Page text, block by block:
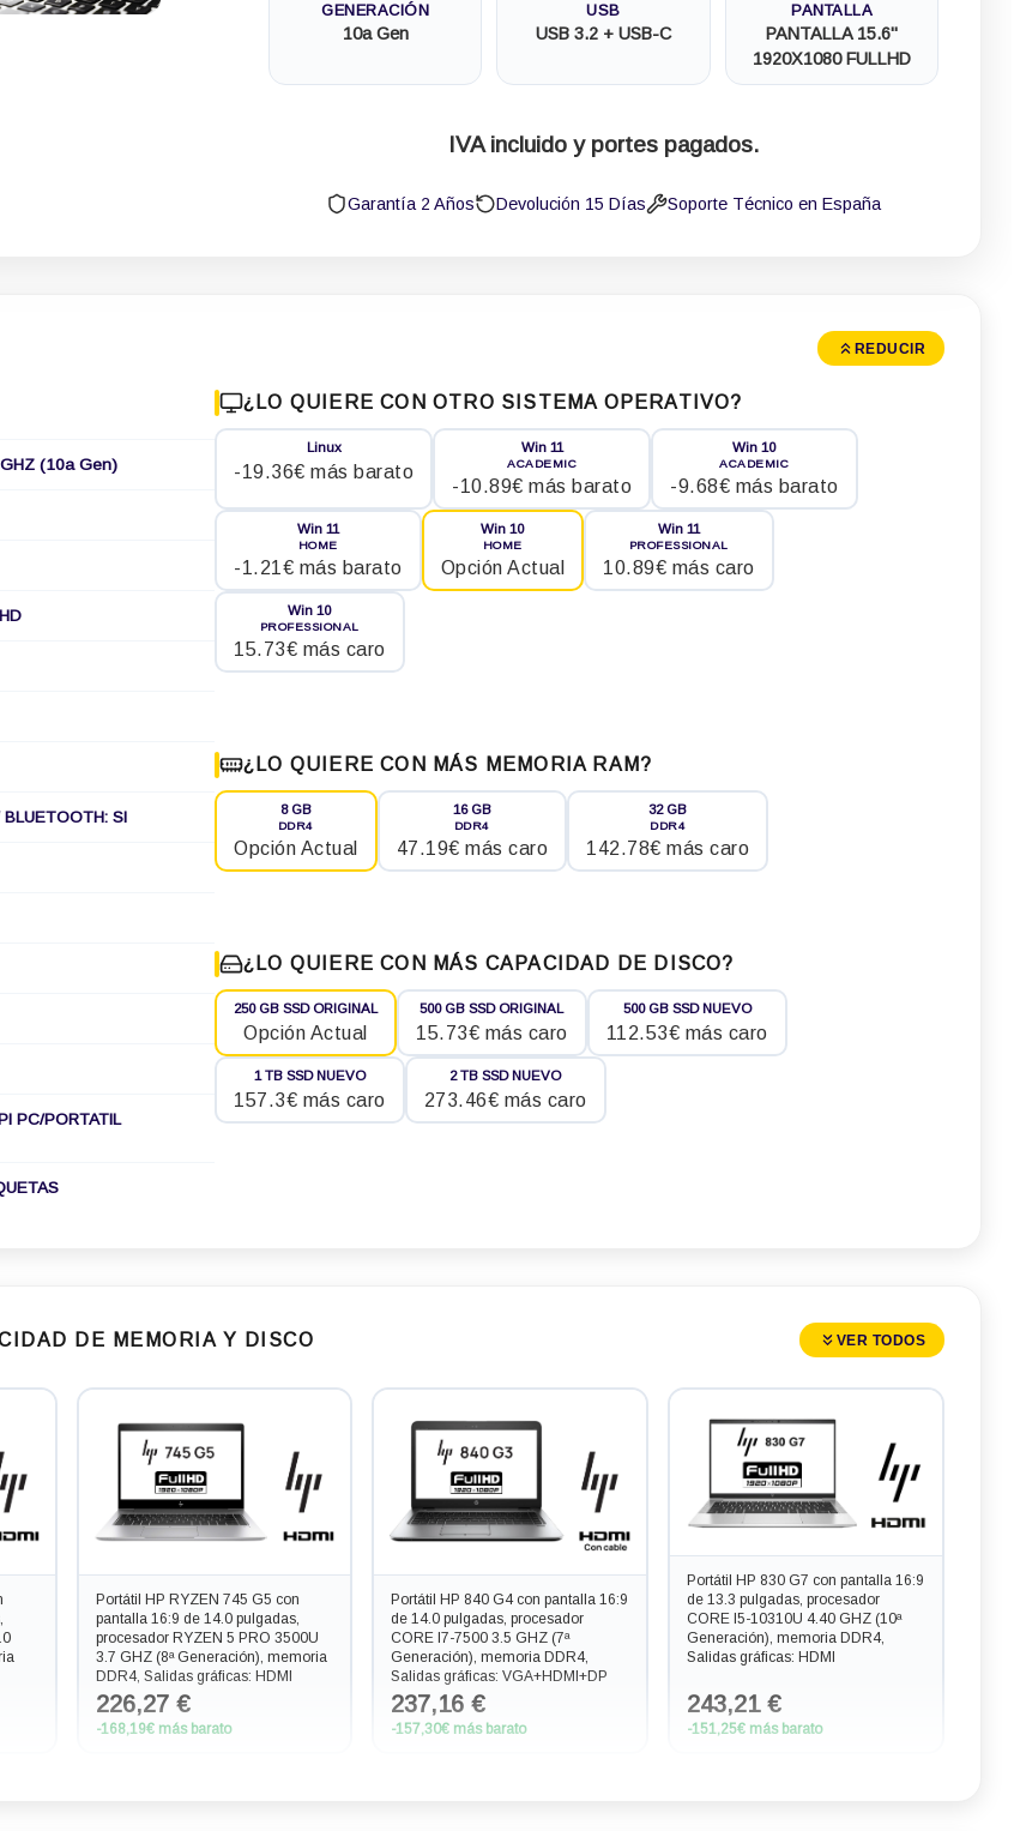
GENERACIÓN
10a Gen
USB
USB 3.2 + USB-C
PANTALLA
PANTALLA 15.6"
1920X1080 FULLHD
IVA incluido y portes pagados.
Garantía 2 Años Devolución 15 Días Soporte Técnico en España
REDUCIR
(10a Gen)
BLUETOOTH: SI
PC/PORTATIL
¿LO QUIERE CON OTRO SISTEMA OPERATIVO?
Linux
-19.36€ más barato
Win 11
ACADEMIC
-10.89€ más barato
Win 10
ACADEMIC
-9.68€ más barato
Win 11
HOME
-1.21€ más barato
Win 10
HOME
Opción Actual
Win 11
PROFESSIONAL
10.89€ más caro
Win 10
PROFESSIONAL
15.73€ más caro
¿LO QUIERE CON MÁS MEMORIA RAM?
8 GB
DDR4
Opción Actual
16 GB
DDR4
47.19€ más caro
32 GB
DDR4
142.78€ más caro
¿LO QUIERE CON MÁS CAPACIDAD DE DISCO?
250 GB SSD ORIGINAL
Opción Actual
500 GB SSD ORIGINAL
15.73€ más caro
500 GB SSD NUEVO
112.53€ más caro
1 TB SSD NUEVO
157.3€ más caro
2 TB SSD NUEVO
273.46€ más caro
DE MEMORIA Y DISCO VER TODOS
Portátil HP RYZEN 745 G5 con
pantalla 16:9 de 14.0 pulgadas,
procesador RYZEN 5 PRO 3500U
3.7 GHZ (8ª Generación), memoria
DDR4, Salidas gráficas: HDMI
226,27 €
-168,19€ más barato
Portátil HP 840 G4 con pantalla 16:9
de 14.0 pulgadas, procesador
CORE I7-7500 3.5 GHZ (7ª
Generación), memoria DDR4,
Salidas gráficas: VGA+HDMI+DP
237,16 €
-157,30€ más barato
Portátil HP 830 G7 con pantalla 16:9
de 13.3 pulgadas, procesador
CORE I5-10310U 4.40 GHZ (10ª
Generación), memoria DDR4,
Salidas gráficas: HDMI
243,21 €
-151,25€ más barato